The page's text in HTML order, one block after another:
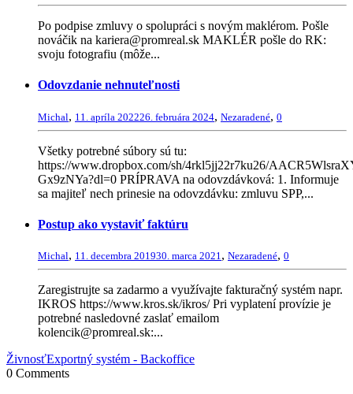
Po podpise zmluvy o spolupráci s novým maklérom. Pošle
nováčik na kariera@promreal.sk MAKLÉR pošle do RK:
svoju fotografiu (môže...
Odovzdanie nehnuteľnosti
Michal, 11. apríla 202226. februára 2024, Nezaradené, 0
Všetky potrebné súbory sú tu:
https://www.dropbox.com/sh/4rkl5jj22r7ku26/
Gx9zNYa?dl=0 PRÍPRAVA na odovzdávková: 1. Informuje
sa majiteľ nech prinesie na odovzdávku: zmluvu SPP,...
Postup ako vystaviť faktúru
Michal, 11. decembra 201930. marca 2021, Nezaradené, 0
Zaregistrujte sa zadarmo a využívajte fakturačný systém napr.
IKROS https://www.kros.sk/ikros/ Pri vyplatení provízie je
potrebné nasledovné zaslať emailom
kolencik@promreal.sk:...
ŽivnosťExportný systém - Backoffice
0 Comments